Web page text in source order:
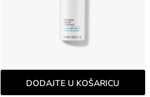
DODAJTE U KOŠARICU